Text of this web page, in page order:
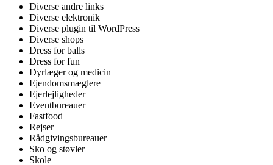
Diverse andre links
Diverse elektronik
Diverse plugin til WordPress
Diverse shops
Dress for balls
Dress for fun
Dyrlæger og medicin
Ejendomsmæglere
Ejerlejligheder
Eventbureauer
Fastfood
Rejser
Rådgivingsbureauer
Sko og støvler
Skole